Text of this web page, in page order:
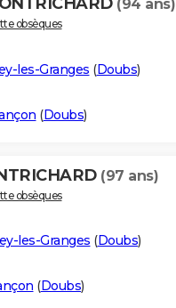
(94 ans)
obsèques
les-Granges (Doubs)
(Doubs)
(97 ans)
obsèques
les-Granges (Doubs)
(Doubs)